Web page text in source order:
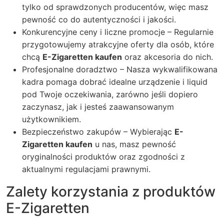
tylko od sprawdzonych producentów, więc masz
pewność co do autentyczności i jakości.
Konkurencyjne ceny i liczne promocje – Regularnie
przygotowujemy atrakcyjne oferty dla osób, które
chcą E-Zigaretten kaufen oraz akcesoria do nich.
Profesjonalne doradztwo – Nasza wykwalifikowana
kadra pomaga dobrać idealne urządzenie i liquid
pod Twoje oczekiwania, zarówno jeśli dopiero
zaczynasz, jak i jesteś zaawansowanym
użytkownikiem.
Bezpieczeństwo zakupów – Wybierając E-
Zigaretten kaufen u nas, masz pewność
oryginalności produktów oraz zgodności z
aktualnymi regulacjami prawnymi.
Zalety korzystania z produktów
E-Zigaretten